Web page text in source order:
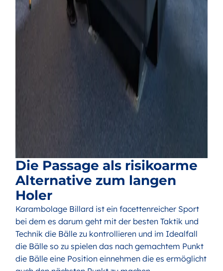
Die Passage als risikoarme
Alternative zum langen
Holer
Karambolage Billard ist ein facettenreicher Sport
bei dem es darum geht mit der besten Taktik und
Technik die Bälle zu kontrollieren und im Idealfall
die Bälle so zu spielen das nach gemachtem Punkt
die Bälle eine Position einnehmen die es ermöglicht